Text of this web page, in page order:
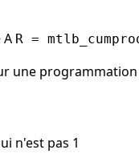
R =
une
n'est pas 1